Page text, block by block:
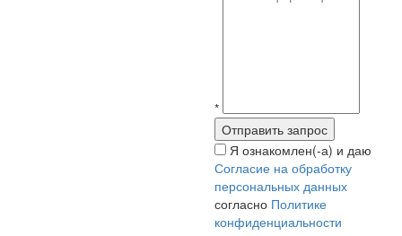
*
Я ознакомлен(-а) и даю
Согласие на обработку
персональных данных
согласно Политике
конфиденциальности